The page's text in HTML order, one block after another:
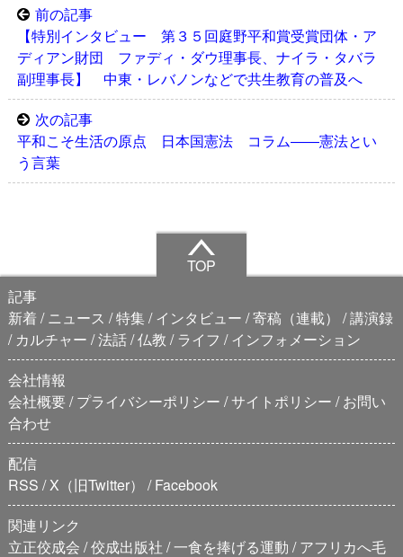
前の記事
【特別インタビュー 第３５回庭野平和賞受賞団体・ア
ディアン財団 ファディ・ダウ理事長、ナイラ・タバラ
副理事長】 中東・レバノンなどで共生教育の普及へ
次の記事
平和こそ生活の原点 日本国憲法 コラム――憲法とい
う言葉
TOP
記事
新着
ニュース 特集 インタビュー 寄稿（連載）
講演録
カルチャー 法話 仏教 ライフ
インフォメーション
会社情報
会社概要 プライバシーポリシー サイトポリシー
お問い
合わせ
配信
RSS X（旧Twitter）
Facebook
関連リンク
立正佼成会 佼成出版社 一食を捧げる運動 アフリカへ毛